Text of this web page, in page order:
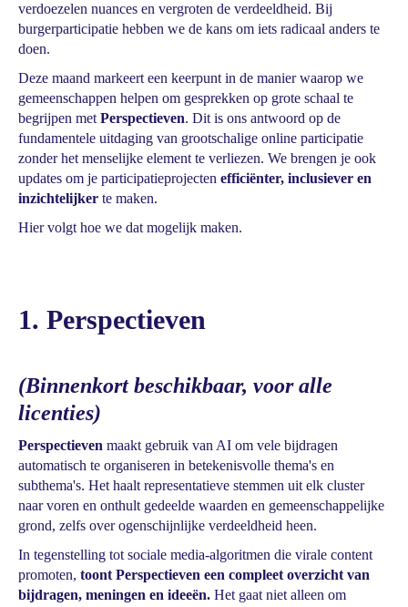
verdoezelen nuances en vergroten de verdeeldheid. Bij
burgerparticipatie hebben we de kans om iets radicaal anders te
doen.
Deze maand markeert een keerpunt in de manier waarop we
gemeenschappen helpen om gesprekken op grote schaal te
begrijpen met Perspectieven. Dit is ons antwoord op de
fundamentele uitdaging van grootschalige online participatie
zonder het menselijke element te verliezen. We brengen je ook
updates om je participatieprojecten efficiënter, inclusiever en
inzichtelijker te maken.
Hier volgt hoe we dat mogelijk maken.
1. Perspectieven
(Binnenkort beschikbaar, voor alle
licenties)
Perspectieven maakt gebruik van AI om vele bijdragen
automatisch te organiseren in betekenisvolle thema's en
subthema's. Het haalt representatieve stemmen uit elk cluster
naar voren en onthult gedeelde waarden en gemeenschappelijke
grond, zelfs over ogenschijnlijke verdeeldheid heen.
In tegenstelling tot sociale media-algoritmen die virale content
promoten, toont Perspectieven een compleet overzicht van
bijdragen, meningen en ideeën. Het gaat niet alleen om